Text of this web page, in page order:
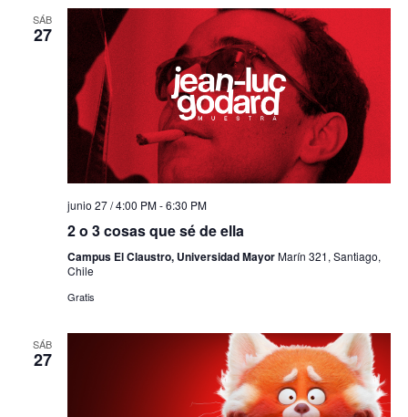
SÁB
27
junio 27 / 4:00 PM-6:30 PM
2 o 3 cosas que sé de ella
Campus El Claustro, Universidad MayorMarín 321, Santiago,
Chile
Gratis
SÁB
27